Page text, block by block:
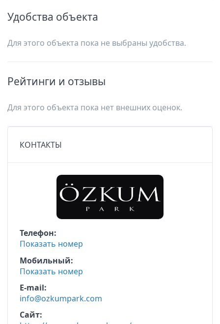
Удобства объекта
Для этого объекта пока не выбраны удобства.
Рейтинги и отзывы
Для этого объекта пока нет внешних оценок.
КОНТАКТЫ
Телефон
Показать номер
Мобильный
Показать номер
E-mail
info@ozkumpark.com
Сайт